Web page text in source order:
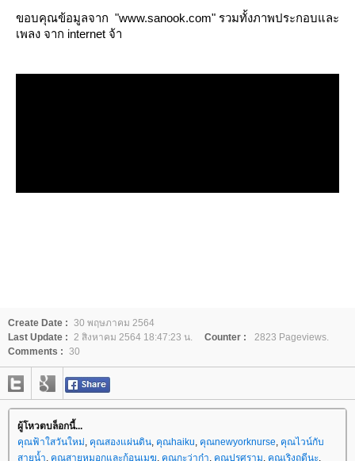
ขอบคุณข้อมูลจาก "www.sanook.com" รวมทั้งภาพประกอบและ
เพลง จาก internet จ้า
Create Date : 30 พฤษภาคม 2564
Last Update : 2 สิงหาคม 2564 18:47:23 น. Counter :
2823 Pageviews.
Comments : 30
ผู้โหวตบล็อกนี้...
คุณฟ้าใสวันใหม่, คุณสองแผ่นดิน, คุณhaiku, คุณnewyorknurse, คุณไวน์กับ
สายน้ำ, คุณสายหมอกและก้อนเมฆ, คุณกะว่าก๋า, คุณปรศุราม, คุณเริงฤดีนะ,